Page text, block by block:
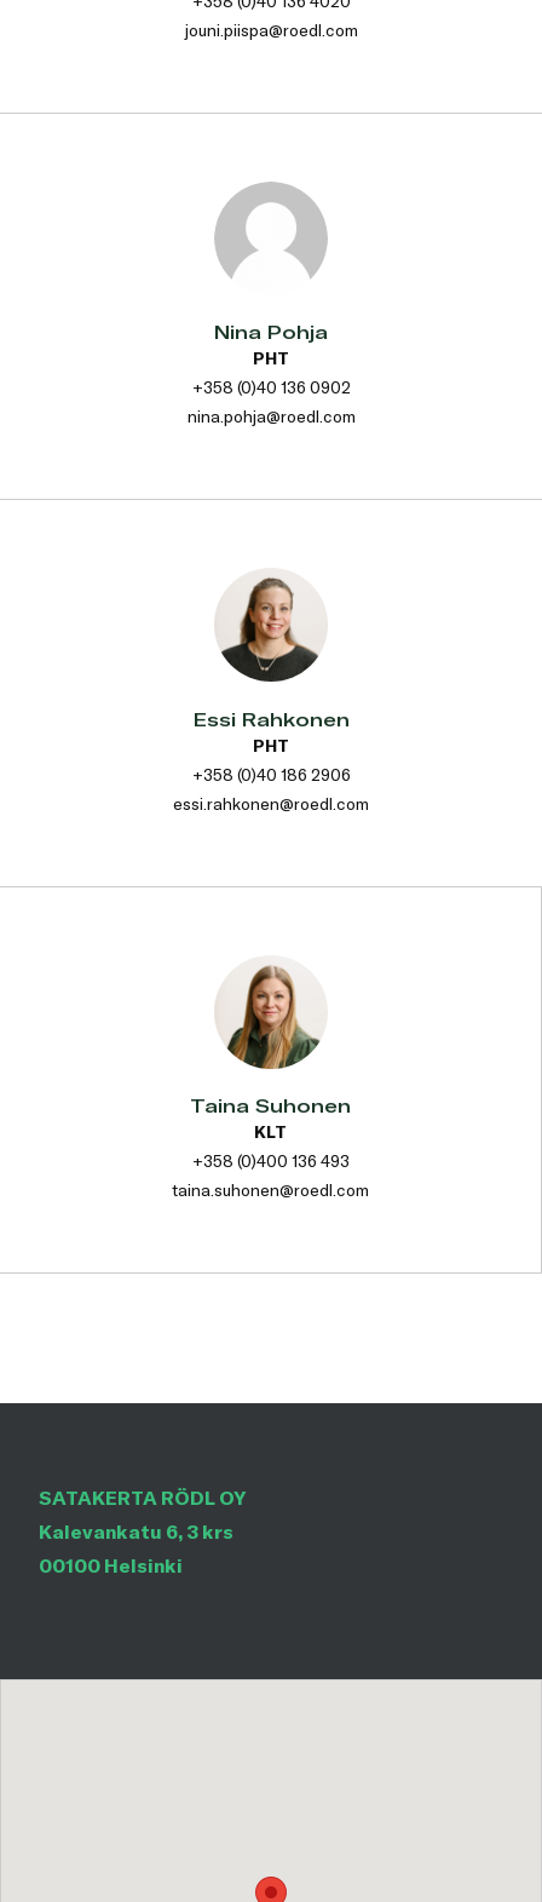
jouni.piispa@roedl.com
Nina Pohja
PHT
+358 (0)40 136 0902
nina.pohja@roedl.com
Essi Rahkonen
PHT
+358 (0)40 186 2906
essi.rahkonen@roedl.com
Taina Suhonen
KLT
+358 (0)400 136 493
taina.suhonen@roedl.com
SATAKERTA RÖDL OY
Kalevankatu 6, 3 krs
00100 Helsinki